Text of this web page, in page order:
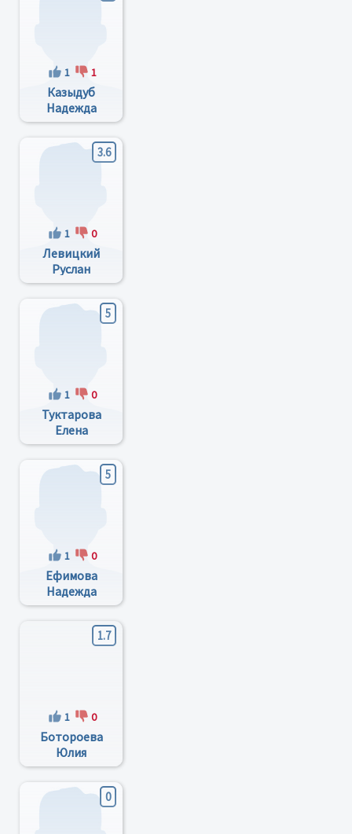
1 1
Казыдуб
Надежда
Николаевна
3.6
1 0
Левицкий
Руслан
Иванович
5
1 0
Туктарова
Елена
Викторовна
5
1 0
Ефимова
Надежда
Николаевна
1.7
1 0
Ботороева
Юлия
Сергеевна
0